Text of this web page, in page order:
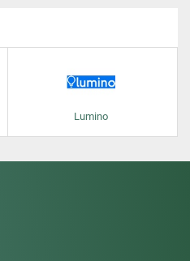
Lumino